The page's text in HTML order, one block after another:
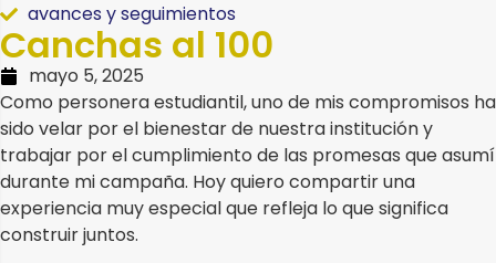
avances y seguimientos
Canchas al 100
mayo 5, 2025
Como personera estudiantil, uno de mis compromisos ha
sido velar por el bienestar de nuestra institución y
trabajar por el cumplimiento de las promesas que asumí
durante mi campaña. Hoy quiero compartir una
experiencia muy especial que refleja lo que significa
construir juntos.